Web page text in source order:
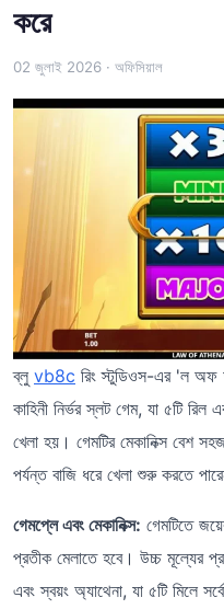
করে
02 জুলাই 2026 · অফিসিয়াল
ব্লু vb8c রিং স্টুডিওস-এর 'ল অফ
কাহিনী নির্ভর স্লট গেম, যা ৫টি রিল
খেলা হয়। গেমটির মেকানিক্স বেশ
পর্যন্ত বাজি ধরে খেলা শুরু করতে
গেমপ্লে এবং মেকানিক্স: গেমটিতে
প্রতীক মেলাতে হবে। উচ্চ মূল্যের
এবং স্বয়ং অ্যাথেনা, যা ৫টি মিলে